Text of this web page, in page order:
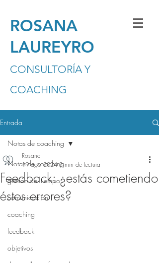
ROSANA
LAUREYRO
CONSULTORÍA Y
COACHING
Entrada
Notas de coaching
gestión del tiempo
comunicación
coaching
feedback
objetivos
Notas de coaching
Feedback: ¿estás cometiendo
éstos errores?
Rosana
19 ago 2024 2 min de lectura